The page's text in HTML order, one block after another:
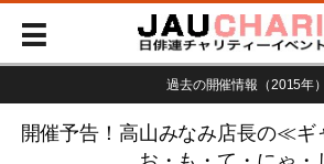
過去の開催情報（2015年）
開催予告！高山みなみ店長の≪